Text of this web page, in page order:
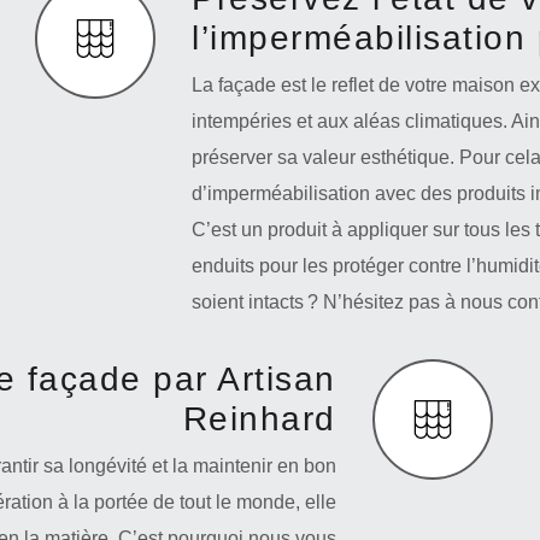
La façade est le reflet de votre maison
intempéries et aux aléas climatiques.
préserver sa valeur esthétique. Pour
d’imperméabilisation avec des produits
C’est un produit à appliquer sur tous
enduits pour les protéger contre
soient intacts ? N’hésitez pas à nous
façade par Artisan
Reinhard
sa longévité et la maintenir en bon
à la portée de tout le monde, elle